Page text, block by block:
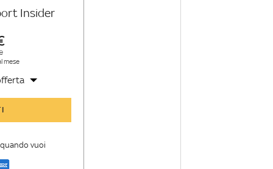
Insider
mese
di Sky Sport
vuoi